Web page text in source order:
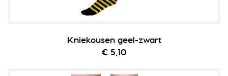
Kniekousen geel-zwart
€ 5,10